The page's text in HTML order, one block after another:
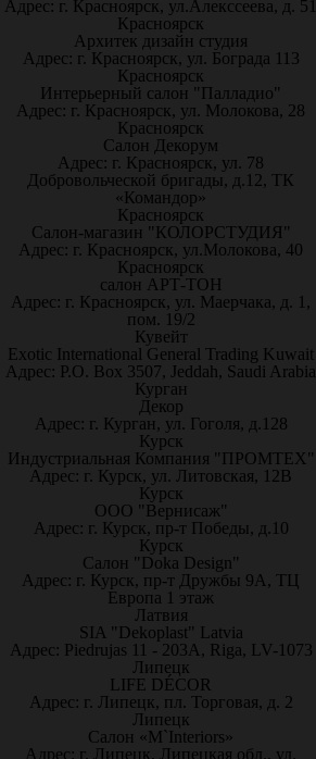
Адрес: г. Красноярск, ул.Алекссеева, д. 51
Красноярск
Архитек дизайн студия
Адрес: г. Красноярск, ул. Бограда 113
Красноярск
Интерьерный салон "Палладио"
Адрес: г. Красноярск, ул. Молокова, 28
Красноярск
Салон Декорум
Адрес: г. Красноярск, ул. 78
Добровольческой бригады, д.12, ТК
«Командор»
Красноярск
Салон-магазин "КОЛОРСТУДИЯ"
Адрес: г. Красноярск, ул.Молокова, 40
Красноярск
салон АРТ-ТОН
Адрес: г. Красноярск, ул. Маерчака, д. 1,
пом. 19/2
Кувейт
Exotic International General Trading Kuwait
Адрес: P.O. Box 3507, Jeddah, Saudi Arabia
Курган
Декор
Адрес: г. Курган, ул. Гоголя, д.128
Курск
Индустриальная Компания "ПРОМТЕХ"
Адрес: г. Курск, ул. Литовская, 12В
Курск
ООО "Вернисаж"
Адрес: г. Курск, пр-т Победы, д.10
Курск
Салон "Doka Design"
Адрес: г. Курск, пр-т Дружбы 9А, ТЦ
Европа 1 этаж
Латвия
SIA "Dekoplast" Latvia
Адрес: Piedrujas 11 - 203A, Riga, LV-1073
Липецк
LIFE DÉCOR
Адрес: г. Липецк, пл. Торговая, д. 2
Липецк
Салон «M`Interiors»
Адрес: г. Липецк, Липецкая обл., ул.